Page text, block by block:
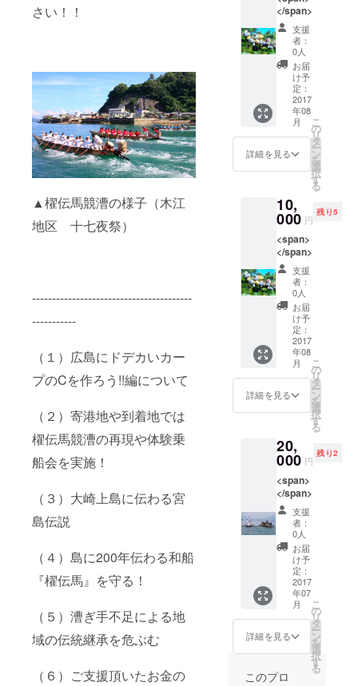
さい！！
▲櫂伝馬競漕の様子（木江
地区 十七夜祭）
----------------------------------------
-----------
（１）広島にドデカいカー
プのCを作ろう!!編について
（２）寄港地や到着地では
櫂伝馬競漕の再現や体験乗
船会を実施！
（３）大崎上島に伝わる宮
島伝説
（４）島に200年伝わる和船
『櫂伝馬』を守る！
（５）漕ぎ手不足による地
域の伝統継承を危ぶむ
（６）ご支援頂いたお金の
</span>
支援
者：
0人
お届
け予
定：
2017
年08
月
詳細を見る
こ
の
リ
タ
ー
ン
を
選
択
す
る
10,
000 円
残り5
<span>
</span>
支援
者：
0人
お届
け予
定：
2017
年08
月
詳細を見る
こ
の
リ
タ
ー
ン
を
選
択
す
る
20,
000 円
残り2
<span>
</span>
支援
者：
0人
お届
け予
定：
2017
年07
月
詳細を見る
こ
の
リ
タ
ー
ン
を
選
択
す
る
このプロ